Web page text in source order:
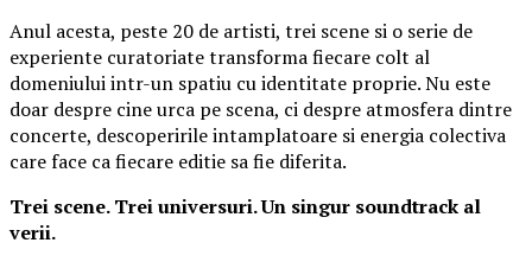
Anul acesta, peste 20 de artisti, trei scene si o serie de
experiente curatoriate transforma fiecare colt al
domeniului intr-un spatiu cu identitate proprie. Nu este
doar despre cine urca pe scena, ci despre atmosfera dintre
concerte, descoperirile intamplatoare si energia colectiva
care face ca fiecare editie sa fie diferita.
Trei scene. Trei universuri. Un singur soundtrack al
verii.